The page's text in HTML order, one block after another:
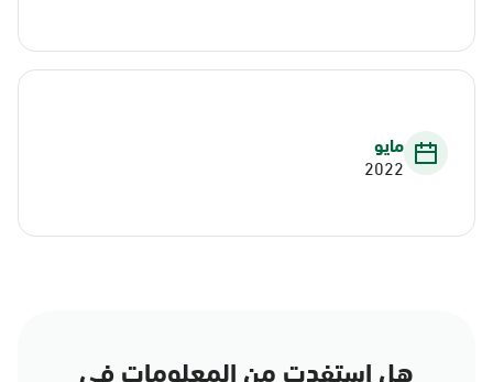
مايو
2022
هل استفدت من المعلومات في